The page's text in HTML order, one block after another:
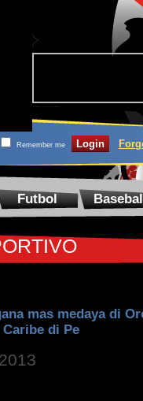
Remember me
Futbol
mas medaya di
di Pe